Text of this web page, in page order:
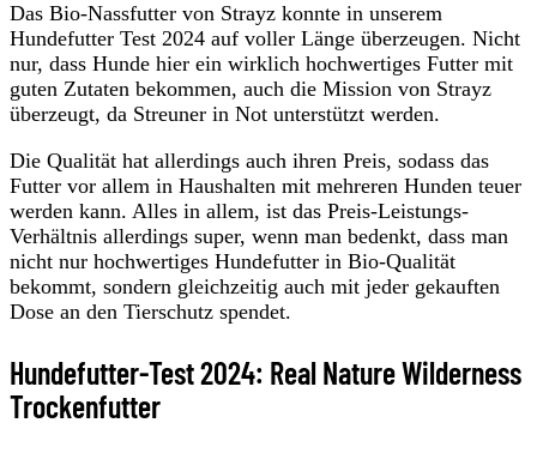
Das Bio-Nassfutter von Strayz konnte in unserem
Hundefutter Test 2024 auf voller Länge überzeugen. Nicht
nur, dass Hunde hier ein wirklich hochwertiges Futter mit
guten Zutaten bekommen, auch die Mission von Strayz
überzeugt, da Streuner in Not unterstützt werden.
Die Qualität hat allerdings auch ihren Preis, sodass das
Futter vor allem in Haushalten mit mehreren Hunden teuer
werden kann. Alles in allem, ist das Preis-Leistungs-
Verhältnis allerdings super, wenn man bedenkt, dass man
nicht nur hochwertiges Hundefutter in Bio-Qualität
bekommt, sondern gleichzeitig auch mit jeder gekauften
Dose an den Tierschutz spendet.
Hundefutter-Test 2024: Real Nature Wilderness
Trockenfutter